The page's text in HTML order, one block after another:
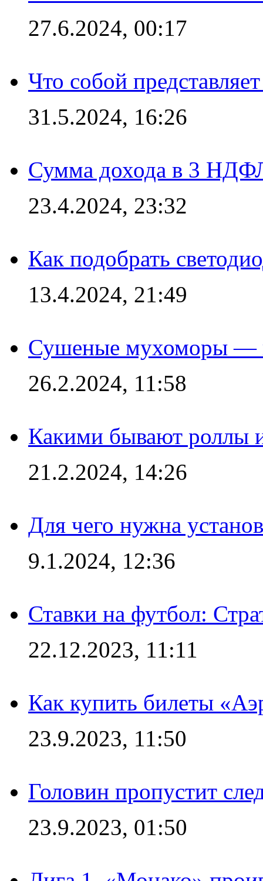
27.6.2024, 00:17
Что собой
31.5.2024, 16:26
Сумма дохода в 3
23.4.2024, 23:32
Как подобрать
13.4.2024, 21:49
Сушеные мухоморы —
26.2.2024, 11:58
Какими бывают роллы
21.2.2024, 14:26
Для чего нужна
9.1.2024, 12:36
Ставки на футбол:
22.12.2023, 11:11
Как купить билеты
23.9.2023, 11:50
Головин пропустит
23.9.2023, 01:50